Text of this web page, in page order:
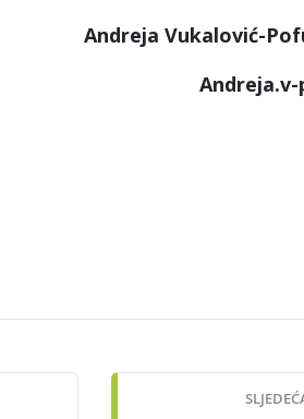
Andreja Vukalović-